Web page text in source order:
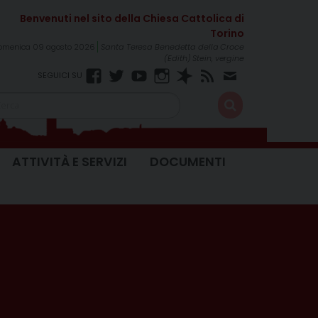
09 agosto 2026
Santa Teresa Benedetta della Croce
(Edith) Stein, vergine
Facebook
TwitterYouTubeInstagram
Spreaker
RSSNewsletter
ATTIVITÀ E SERVIZI DOCUMENTI